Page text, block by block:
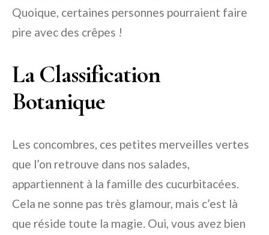
Quoique, certaines personnes pourraient faire
pire avec des crêpes !
La Classification
Botanique
Les concombres, ces petites merveilles vertes
que l’on retrouve dans nos salades,
appartiennent à la famille des cucurbitacées.
Cela ne sonne pas très glamour, mais c’est là
que réside toute la magie. Oui, vous avez bien